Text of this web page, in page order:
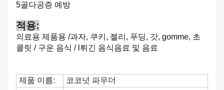
5골다공증 예방
적용:
의료용 제품용 /과자, 쿠키, 젤리, 푸딩, 갓, gomme, 초
콜릿 / 구운 음식 / l 튀긴 음식음료 및 음료
제품 이름:
코코넛 파우더